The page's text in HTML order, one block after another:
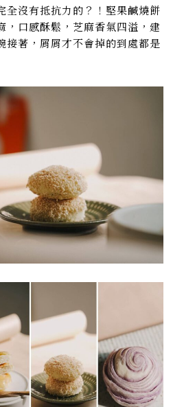
全沒有抵抗力的？！堅果鹹燒餅
，口感酥鬆，芝麻香氣四溢，建
接著，屑屑才不會掉的到處都是